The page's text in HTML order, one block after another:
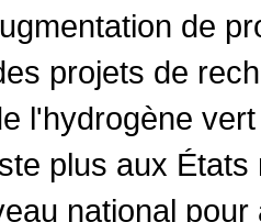
de
projets de
l'hydrogène
plus aux
national